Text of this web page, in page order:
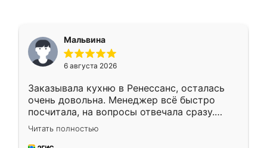
Мальвина
6 августа 2026
Заказывала кухню в Ренессанс, осталась
очень довольна. Менеджер всё быстро
посчитала, на вопросы отвечала сразу.
Замерщик приехал в субботу, подошёл к
делу со всей ответственностью. Собрали
Читать полностью